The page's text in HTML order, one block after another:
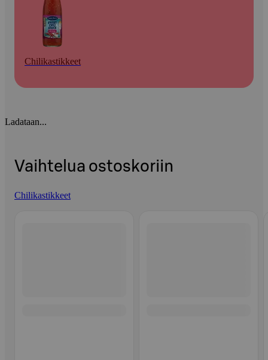
Chilikastikkeet
Ladataan...
Vaihtelua ostoskoriin
Chilikastikkeet